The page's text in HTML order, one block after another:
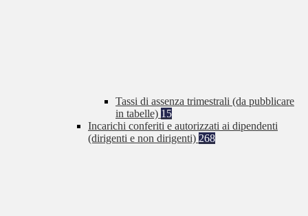
Tassi di assenza trimestrali (da pubblicare
in tabelle) 15
Incarichi conferiti e autorizzati ai dipendenti
(dirigenti e non dirigenti) 268